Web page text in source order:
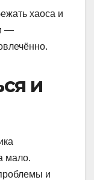
хаоса и
—
и
мало.
и